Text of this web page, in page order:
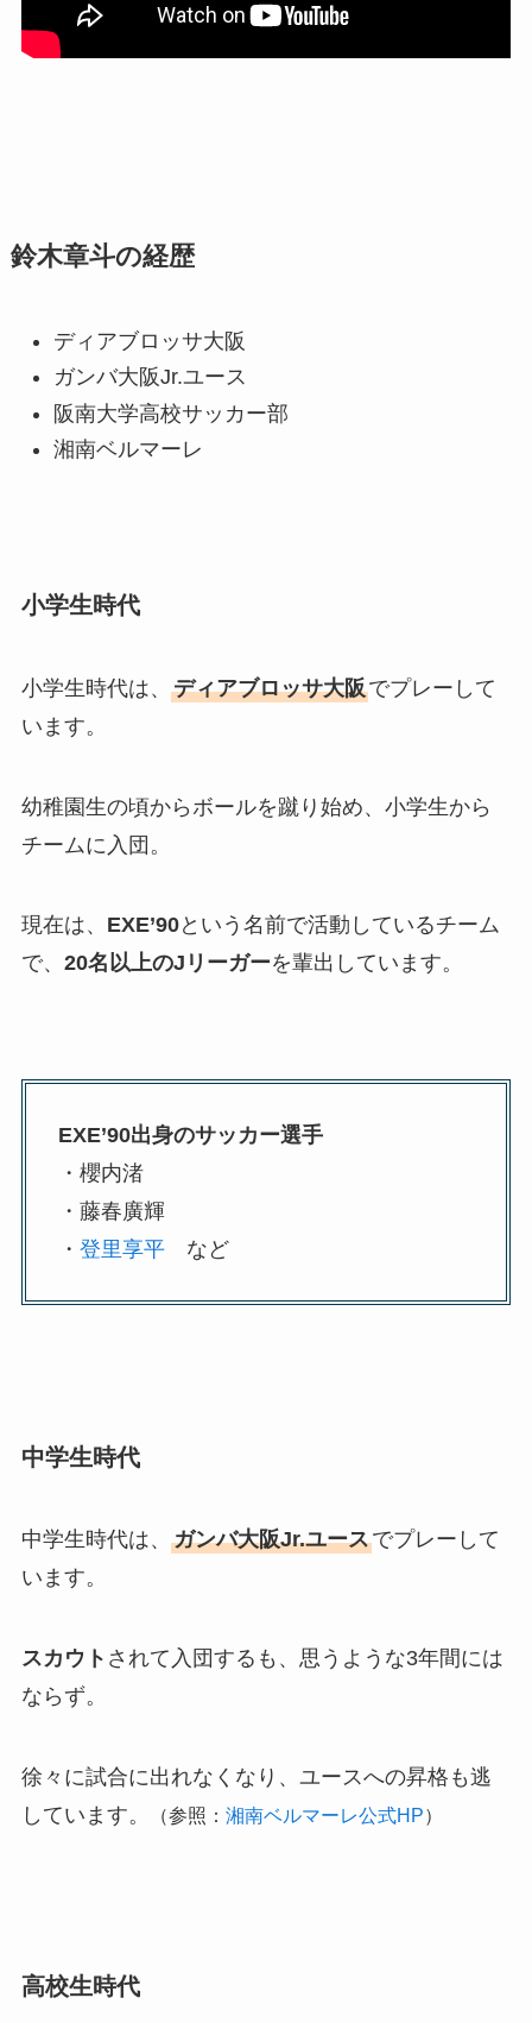
鈴木章斗の経歴
ディアブロッサ大阪
ガンバ大阪Jr.ユース
阪南大学高校サッカー部
湘南ベルマーレ
小学生時代
小学生時代は、 ディアブロッサ大阪でプレーして
います。
幼稚園生の頃からボールを蹴り始め、小学生から
チームに入団。
現在は、 EXE’90という名前で活動しているチーム
で、 20名以上のJリーガーを輩出しています。
EXE’90出身のサッカー選手
・櫻内渚
・藤春廣輝
・ 登里享平など
中学生時代
中学生時代は、 ガンバ大阪Jr.ユースでプレーして
います。
スカウト されて入団するも、思うような3年間には
ならず。
徐々に試合に出れなくなり、ユースへの昇格も逃
しています。
（参照： 湘南ベルマーレ公式HP）
高校生時代